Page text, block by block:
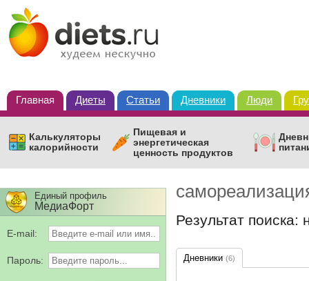
Главная Диеты Статьи Дневники Люди
Калькуляторы
калорийности
Пищевая и
энергетическая
ценность продуктов
Результат
Дневники (6)
Единый профиль
МедиаФорт
E-mail:
Пароль: